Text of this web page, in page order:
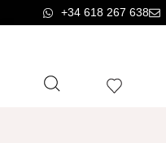
+34 618 267 638